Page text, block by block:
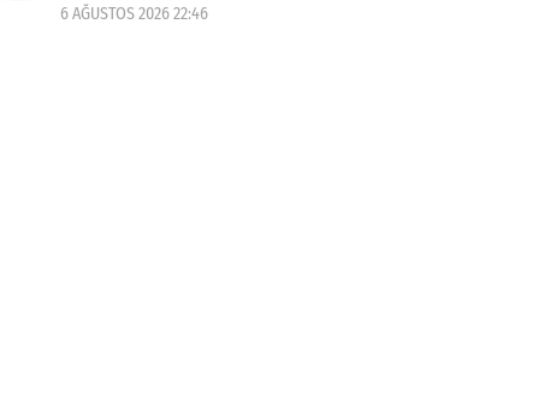
6 AĞUSTOS 2026 22:46